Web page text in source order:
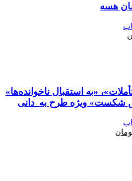
هسه
«تأملات»، «به استقبال ناخوانده‌ها»
شکست» ویژه طرح به_دانی